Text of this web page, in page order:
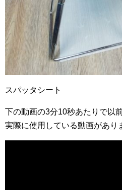
スパッタシート
下の動画の3分10秒あたりで以
実際に使用している動画があり